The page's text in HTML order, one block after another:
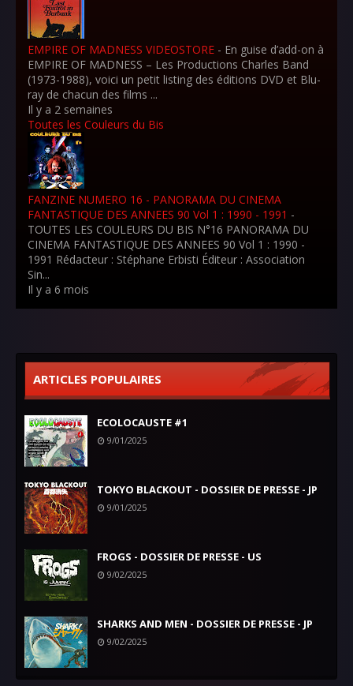
EMPIRE OF MADNESS VIDEOSTORE - En guise d’add-on à
EMPIRE OF MADNESS – Les Productions Charles Band
(1973-1988), voici un petit listing des éditions DVD et Blu-
ray de chacun des films ...
Il y a 2 semaines
Toutes les Couleurs du Bis
FANZINE NUMERO 16 - PANORAMA DU CINEMA
FANTASTIQUE DES ANNEES 90 Vol 1 : 1990 - 1991 -
TOUTES LES COULEURS DU BIS N°16 PANORAMA DU
CINEMA FANTASTIQUE DES ANNEES 90 Vol 1 : 1990 -
1991 Rédacteur : Stéphane Erbisti Éditeur : Association
Sin...
Il y a 6 mois
ARTICLES POPULAIRES
ECOLOCAUSTE #1
9/01/2025
TOKYO BLACKOUT - DOSSIER DE PRESSE - JP
9/01/2025
FROGS - DOSSIER DE PRESSE - US
9/02/2025
SHARKS AND MEN - DOSSIER DE PRESSE - JP
9/02/2025